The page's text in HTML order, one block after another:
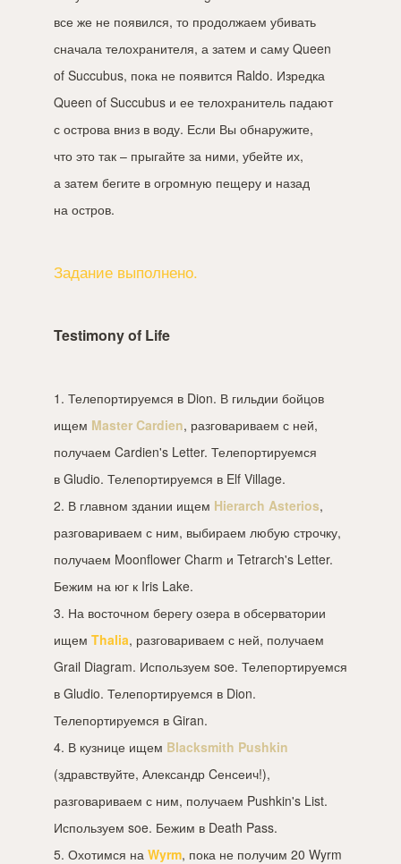
все же не появился, то продолжаем убивать
сначала телохранителя, а затем и саму Queen
of Succubus, пока не появится Raldo. Изредка
Queen of Succubus и ее телохранитель падают
с острова вниз в воду. Если Вы обнаружите,
что это так – прыгайте за ними, убейте их,
а затем бегите в огромную пещеру и назад
на остров.
Задание выполнено.
Testimony of Life
1. Телепортируемся в Dion. В гильдии бойцов
ищем Master Cardien, разговариваем с ней,
получаем Cardien's Letter. Телепортируемся
в Gludio. Телепортируемся в Elf Village.
2. В главном здании ищем Hierarch Asterios,
разговариваем с ним, выбираем любую строчку,
получаем Moonflower Charm и Tetrarch's Letter.
Бежим на юг к Iris Lake.
3. На восточном берегу озера в обсерватории
ищем Thalia, разговариваем с ней, получаем
Grail Diagram. Используем soe. Телепортируемся
в Gludio. Телепортируемся в Dion.
Телепортируемся в Giran.
4. В кузнице ищем Blacksmith Pushkin
(здравствуйте, Александр Cенсеич!),
разговариваем с ним, получаем Pushkin's List.
Используем soe. Бежим в Death Pass.
5. Охотимся на Wyrm, пока не получим 20 Wyrm